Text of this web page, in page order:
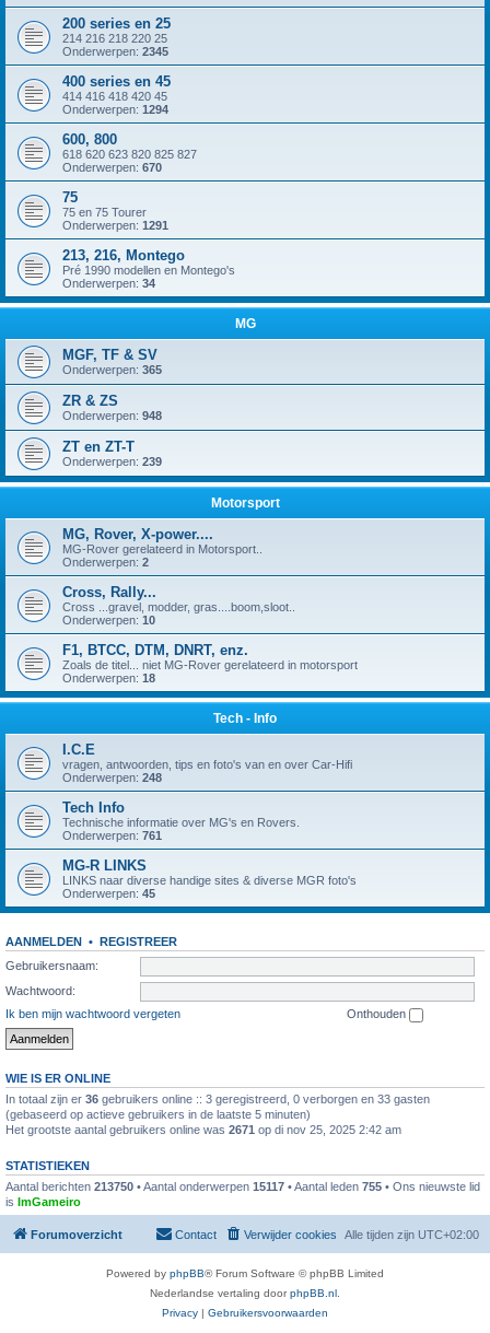
200 series en 25
214 216 218 220 25
Onderwerpen: 2345
400 series en 45
414 416 418 420 45
Onderwerpen: 1294
600, 800
618 620 623 820 825 827
Onderwerpen: 670
75
75 en 75 Tourer
Onderwerpen: 1291
213, 216, Montego
Pré 1990 modellen en Montego's
Onderwerpen: 34
MG
MGF, TF & SV
Onderwerpen: 365
ZR & ZS
Onderwerpen: 948
ZT en ZT-T
Onderwerpen: 239
Motorsport
MG, Rover, X-power....
MG-Rover gerelateerd in Motorsport..
Onderwerpen: 2
Cross, Rally...
Cross ...gravel, modder, gras....boom,sloot..
Onderwerpen: 10
F1, BTCC, DTM, DNRT, enz.
Zoals de titel... niet MG-Rover gerelateerd in motorsport
Onderwerpen: 18
Tech - Info
I.C.E
vragen, antwoorden, tips en foto's van en over Car-Hifi
Onderwerpen: 248
Tech Info
Technische informatie over MG's en Rovers.
Onderwerpen: 761
MG-R LINKS
LINKS naar diverse handige sites & diverse MGR foto's
Onderwerpen: 45
AANMELDEN • REGISTREER
Gebruikersnaam:
Wachtwoord:
Ik ben mijn wachtwoord vergeten
Onthouden
WIE IS ER ONLINE
In totaal zijn er 36 gebruikers online :: 3 geregistreerd, 0 verborgen en 33 gasten
(gebaseerd op actieve gebruikers in de laatste 5 minuten)
Het grootste aantal gebruikers online was 2671 op di nov 25, 2025 2:42 am
STATISTIEKEN
Aantal berichten 213750 • Aantal onderwerpen 15117 • Aantal leden 755 • Ons nieuwste lid
is ImGameiro
Forumoverzicht Alle tijden zijn UTC+02:00
Verwijder cookies
Contact
Powered by phpBB® Forum Software © phpBB Limited
Nederlandse vertaling doorphpBB.nl
Privacy | Gebruikersvoorwaarden